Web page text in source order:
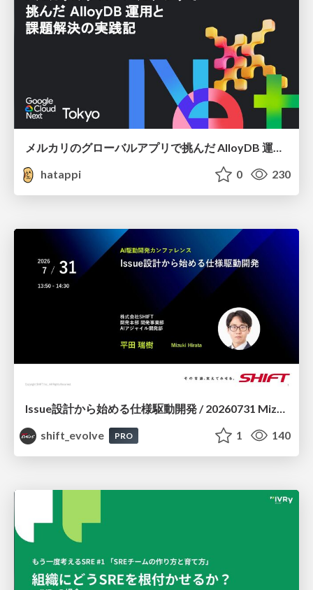
メルカリのグローバルアプリで挑んだ AlloyDB 運用と課題解決の実践記
hatappi
0 230
shift_evolve
PRO 1 140